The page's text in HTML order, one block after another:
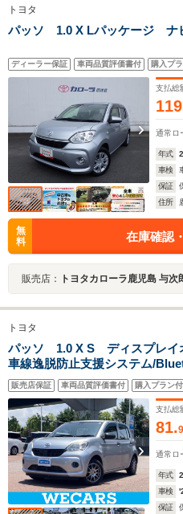
トヨタ
パッソ 1.0 X Lパッケージ ナ
ディーラー保証 車両品質評価書付 購入プ
支払総
通常ロ
年式
車検
保証
住所
無
料
在庫確認
販売店： トヨタカローラ鹿児島 与次
トヨタ
パッソ 1.0 X S ディスプレイ
車線逸脱防止支援システム/
ABS/横滑り防止装置/アイドリ
運転席/エアバッグ 助手席
販売店保証 車両品質評価書付 購入プラン付
支払総
81.9
通常ロ
年式
車検
保証